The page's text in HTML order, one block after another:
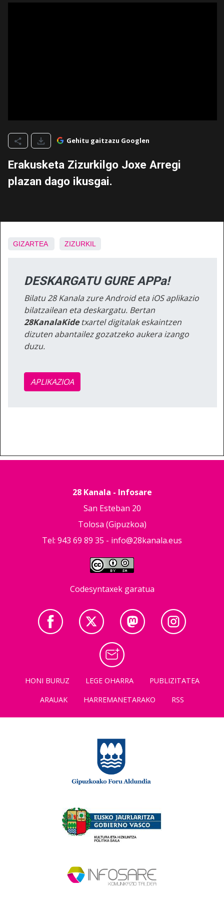
Gehitu gaitzazu Googlen
Erakusketa Zizurkilgo Joxe Arregi
plazan dago ikusgai.
GIZARTEA ZIZURKIL
DESKARGATU GURE APPa!
Bilatu 28 Kanala zure Android eta iOS aplikazio
bilatzailean eta deskargatu. Bertan
28KanalaKidetxartel digitalak eskaintzen
dizuten abantailez gozatzeko aukera izango
duzu.
APLIKAZIOA
28 Kanala - Infosare
San Esteban 20
Tolosa (Gipuzkoa)
Tel: 943 69 89 35 - info@28kanala.eus
Codesyntaxek garatua
HONI BURUZ LEGE OHARRA
PUBLIZITATEA
ARAUAK
HARREMANETARAKO RSS